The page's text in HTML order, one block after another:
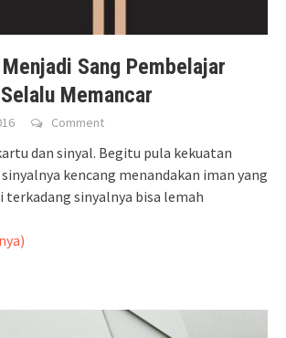
Sang Pembelajar
Memancar
Comment
dan sinyal. Begitu pula kekuatan
kencang menandakan iman yang
terkadang sinyalnya bisa lemah